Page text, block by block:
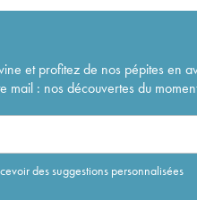
et profitez de nos pépites en
mail : nos découvertes du
des suggestions personnalisées